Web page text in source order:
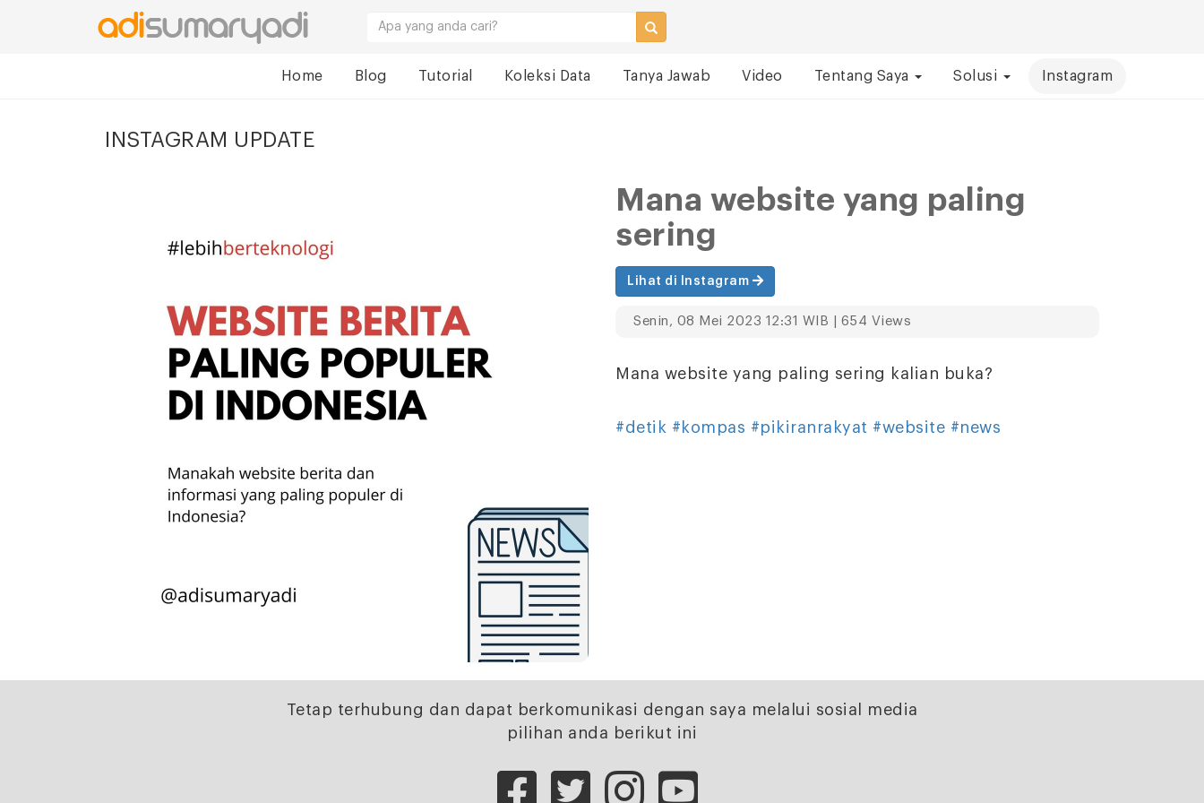
Home Blog Tutorial Koleksi Data Tanya Jawab Video Tentang Saya Solusi Instagram
INSTAGRAM UPDATE
Mana website yang paling
sering
Lihat di Instagram
Senin, 08 Mei 2023 12:31 WIB | 654 Views
Mana website yang paling sering kalian buka?
#detik #kompas #pikiranrakyat #website #news
Tetap terhubung dan dapat berkomunikasi dengan saya melalui sosial media
pilihan anda berikut ini